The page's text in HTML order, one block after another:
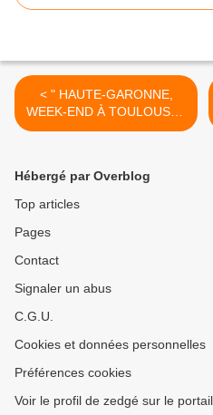
< " HAUTE-GARONNE,
WEEK-END À TOULOUSE "
D'ÉCHAPPÉES BELLES
Hébergé par Overblog
Top articles
Pages
Contact
Signaler un abus
C.G.U.
Cookies et données personnelles
Préférences cookies
Voir le profil de zedgé sur le